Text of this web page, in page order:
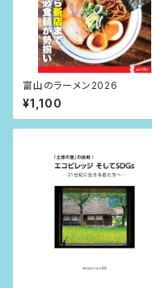
富山のラーメン2026
¥1,100